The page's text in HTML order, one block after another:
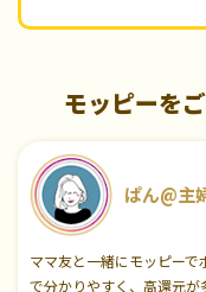
モッピーを
ぱん@主
ママ友と一緒にモッピー
で分かりやすく、高還元が